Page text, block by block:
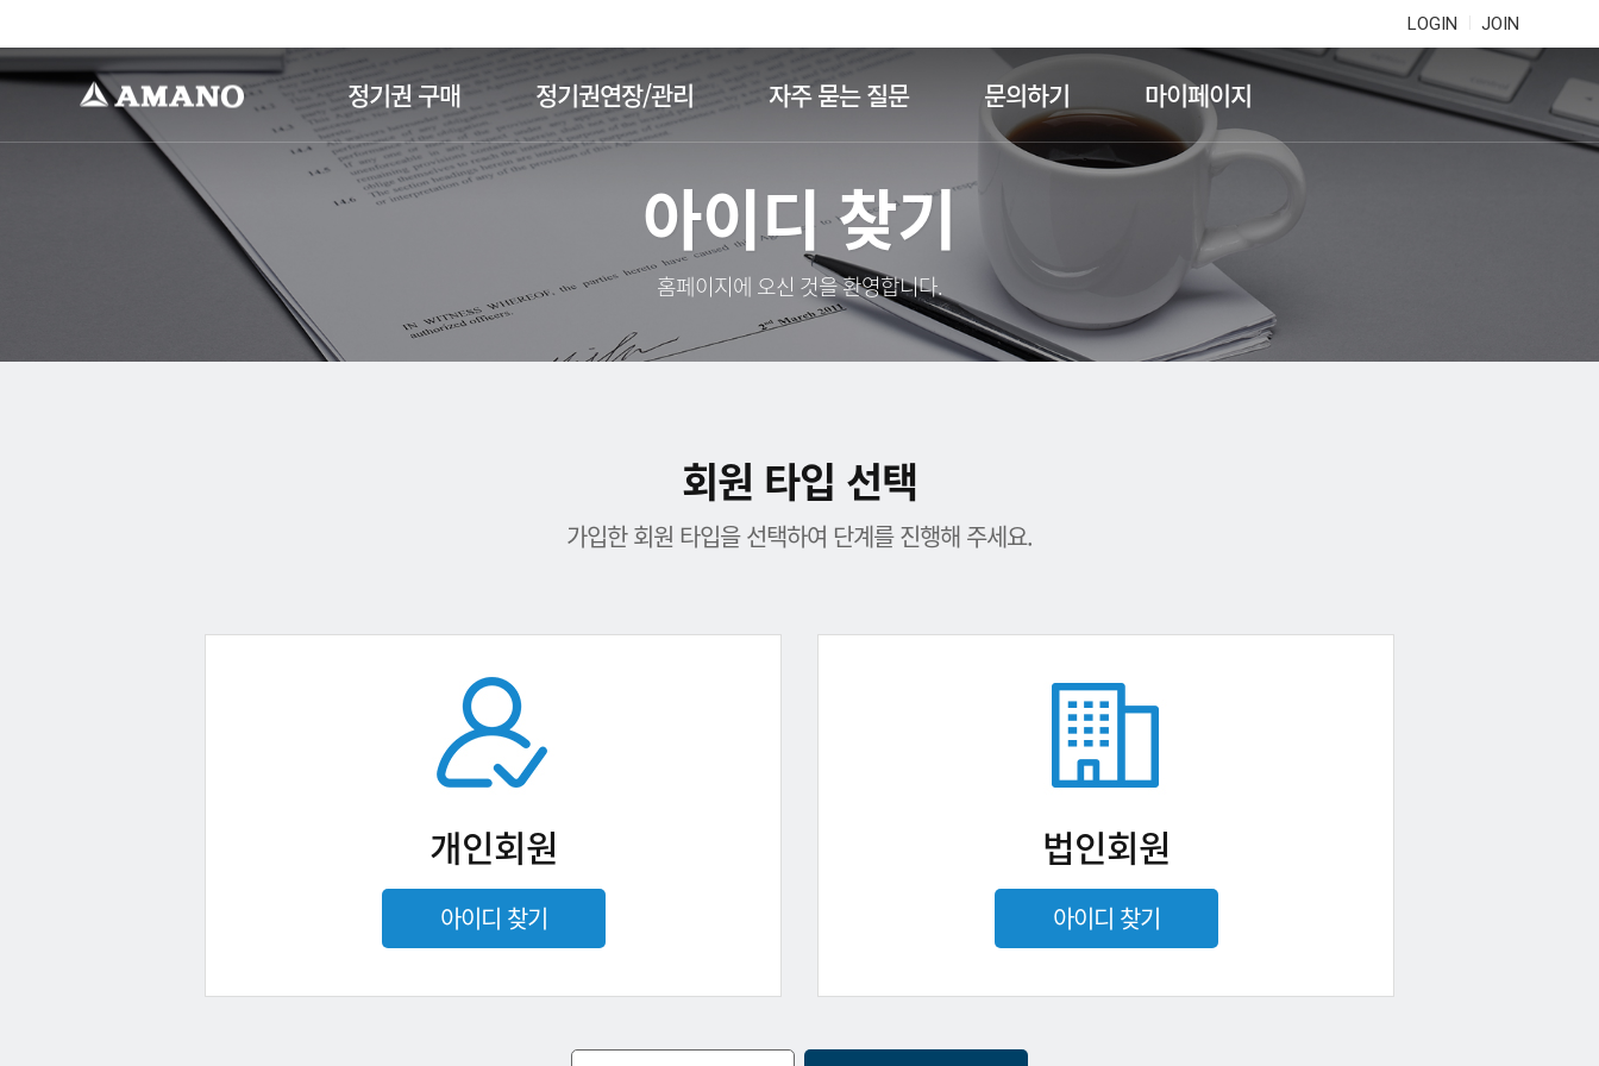
LOGIN JOIN
정기권 구매 정기권연장/관리 자주 묻는 질문 문의하기 마이페이지
아이디 찾기
홈페이지에 오신 것을 환영합니다.
회원 타입 선택
가입한 회원 타입을 선택하여 단계를 진행해 주세요.
개인회원
아이디 찾기
법인회원
아이디 찾기